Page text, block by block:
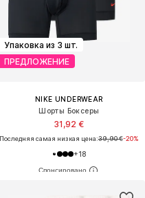
Упаковка из 3 шт.
ПРЕДЛОЖЕНИЕ
NIKE UNDERWEAR
Шорты Боксеры
31,92 €
Последняя самая низкая цена:39,90 €-20%
+18